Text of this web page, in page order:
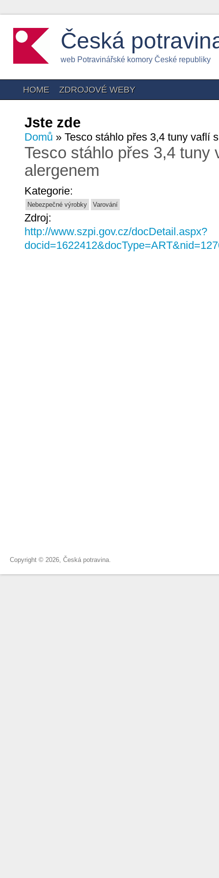
Česká
web Potravinářské komory České republiky
HOME ZDROJOVÉ WEBY
Jste zde
Domů » Tesco stáhlo přes 3,4 tuny vaflí
Tesco stáhlo přes 3,4 tuny
alergenem
Kategorie:
Nebezpečné výrobky Varování
Zdroj:
http://www.szpi.gov.cz/docDetail.aspx?
Copyright © 2026, Česká potravina.